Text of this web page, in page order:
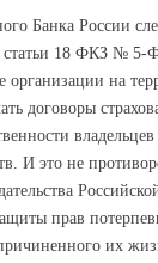
Банка России
статьи 18 ФКЗ № 5-
организации на
договоры
владельцев
И это не
прав
их